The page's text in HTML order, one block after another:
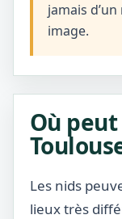
jamais
image.
Où
Les nids
lieux très